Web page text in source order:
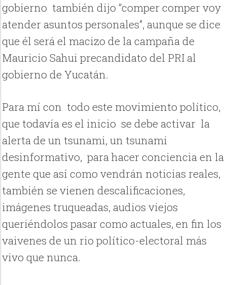
gobierno también dijo “comper comper voy
atender asuntos personales”, aunque se dice
que él será el macizo de la campaña de
Mauricio Sahui precandidato del PRI al
gobierno de Yucatán.
Para mí con todo este movimiento político,
que todavía es el inicio se debe activar la
alerta de un tsunami, un tsunami
desinformativo, para hacer conciencia en la
gente que así como vendrán noticias reales,
también se vienen descalificaciones,
imágenes truqueadas, audios viejos
queriéndolos pasar como actuales, en fin los
vaivenes de un rio político-electoral más
vivo que nunca.